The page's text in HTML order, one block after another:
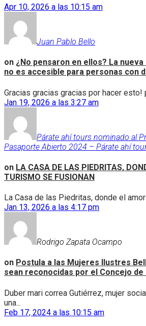
Apr 10, 2026 a las 10:15 am
Juan Pablo Bello
on ¿No pensaron en ellos? La
no es accesible para personas con
Gracias gracias gracias por hacer esto!
Jan 19, 2026 a las 3:27 am
Párate ahí tours nominado al
Pasaporte Abierto 2024 – Párate ahí
on LA CASA DE LAS PIEDRITAS,
TURISMO SE FUSIONAN
La Casa de las Piedritas, donde el amor
Jan 13, 2026 a las 4:17 pm
Rodrigo Zapata Ocampo
on Postula a las Mujeres Ilustres
sean reconocidas por el Concejo de
Duber mari correa Gutiérrez, mujer
una...
Feb 17, 2024 a las 10:15 am